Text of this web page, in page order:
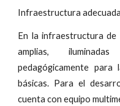
Infraestructura adecuada
En la infraestructura de
amplias,
pedagógicamente para
básicas. Para el
cuenta con equipo